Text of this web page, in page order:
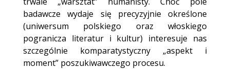
badawcze wydaje się precyzyjnie określone
(uniwersum polskiego oraz włoskiego
pogranicza literatur i kultur) interesuje nas
szczególnie komparatystyczny „aspekt i
moment” poszukiwawczego procesu.